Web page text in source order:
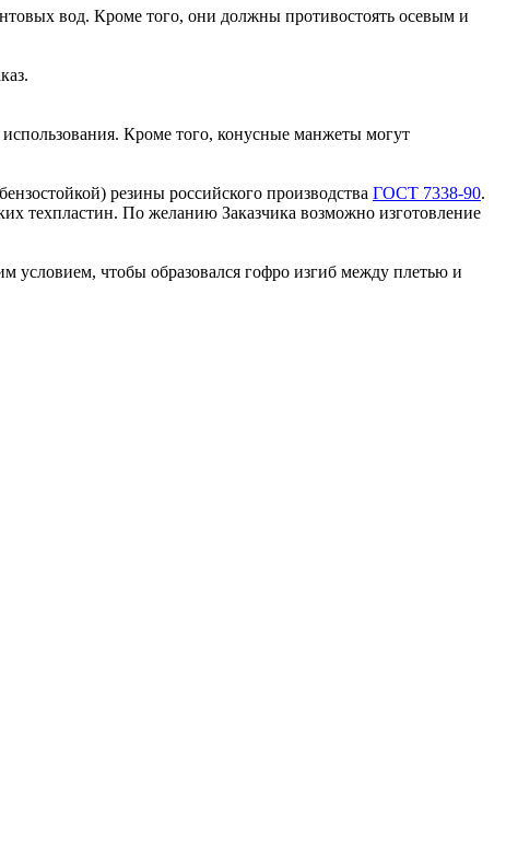
вод. Кроме того, они должны противостоять осевым и
Кроме того, конусные манжеты могут
резины российского производства ГОСТ 7338-90.
техпластин. По желанию Заказчика возможно изготовление
условием, чтобы образовался гофро изгиб между плетью и